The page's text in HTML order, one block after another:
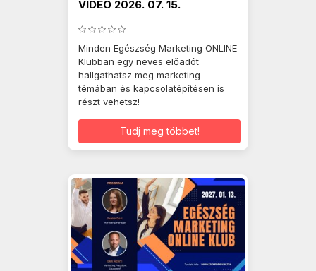
VIDEÓ 2026. 07. 15.
Minden Egészség Marketing ONLINE
Klubban egy neves előadót
hallgathatsz meg marketing
témában és kapcsolatépítésen is
részt vehetsz!
Tudj meg többet!